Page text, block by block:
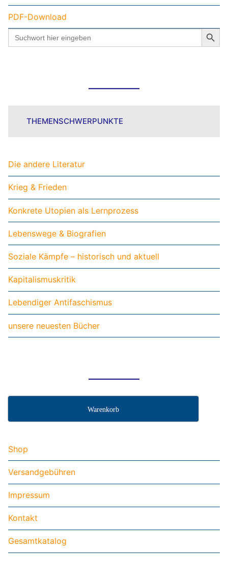
PDF-Download
Search
for:
Search Button
THEMENSCHWERPUNKTE
Die andere Literatur
Krieg & Frieden
Konkrete Utopien als Lernprozess
Lebenswege & Biografien
Soziale Kämpfe – historisch und aktuell
Kapitalismuskritik
Lebendiger Antifaschismus
unsere neuesten Bücher
Warenkorb
Shop
Versandgebühren
Impressum
Kontakt
Gesamtkatalog